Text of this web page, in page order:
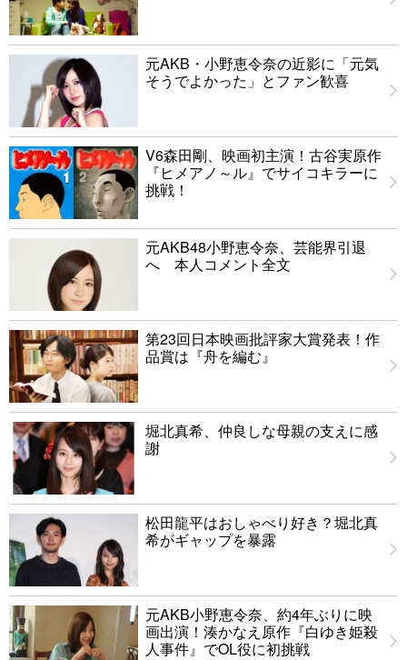
元AKB・小野恵令奈の近影に「元気
そうでよかった」とファン歓喜
V6森田剛、映画初主演！古谷実原作
『ヒメアノ～ル』でサイコキラーに
挑戦！
元AKB48小野恵令奈、芸能界引退
へ 本人コメント全文
第23回日本映画批評家大賞発表！作
品賞は『舟を編む』
堀北真希、仲良しな母親の支えに感
謝
松田龍平はおしゃべり好き？堀北真
希がギャップを暴露
元AKB小野恵令奈、約4年ぶりに映
画出演！湊かなえ原作『白ゆき姫殺
人事件』でOL役に初挑戦